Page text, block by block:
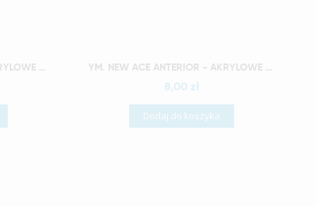
YM. NEW ACE ANTERIOR - AKRYLOWE ZĘBY SZTUCZNE - A3,5-O4 Szybki podgląd YM. NEW ACE ANTERIOR - AKRYLOWE ZĘBY SZTUCZNE - A3,5-O5
8,00 zł
Dodaj do koszyka